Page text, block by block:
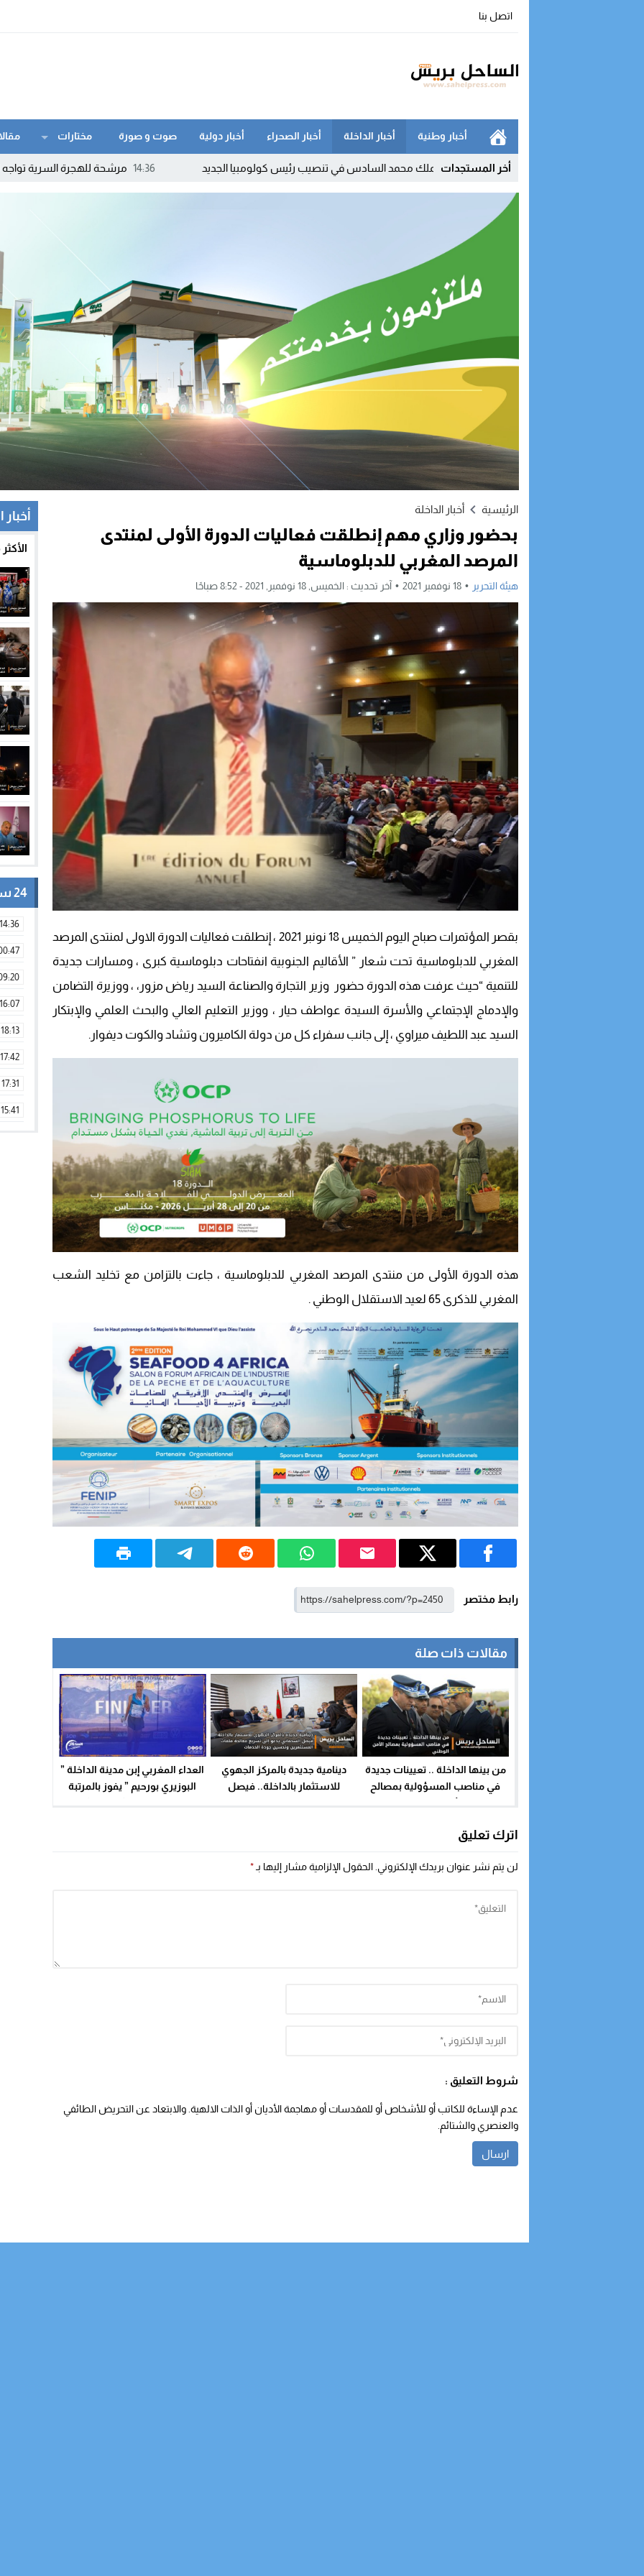
اتصل بنا
أخبار وطنية أخبار الداخلة أخبار الصحراء أخبار دولية صوت و صورة مختارات
أخر المستجدات 14:36 مرشحة للهجرة السرية تواجه القضاء بعد نشر بوريطة يمثل الملك محمد السادس في تنصيب رئيس كولومبيا الجديد
الرئيسية أخبار الداخلة
بحضور وزاري مهم إنطلقت فعاليات الدورة الأولى لمنتدى
المرصد المغربي للدبلوماسية
هيئة التحرير 18 نوفمبر 2021 آخر تحديث : الخميس, 18 نوفمبر, 2021 - 8:52 صباحًا
بقصر المؤتمرات صباح اليوم الخميس 18 نونبر 2021 ، إنطلقت فعاليات الدورة الاولى لمنتدى المرصد
المغربي للدبلوماسية تحت شعار ” الأقاليم الجنوبية انفتاحات دبلوماسية كبرى ، ومسارات جديدة
للتنمية “حيث عرفت هذه الدورة حضور وزير التجارة والصناعة السيد رياض مزور، ، ووزيرة التضامن
والإدماج الإجتماعي والأسرة السيدة عواطف حيار ، ووزير التعليم العالي والبحث العلمي والإبتكار
السيد عبد اللطيف ميراوي ، إلى جانب سفراء كل من دولة الكاميرون وتشاد والكوت ديفوار.
هذه الدورة الأولى من منتدى المرصد المغربي للدبلوماسية ، جاءت بالتزامن مع تخليد الشعب
المغربي للذكرى 65 لعيد الاستقلال الوطني .
رابط مختصر
مقالات ذات صلة
من بينها الداخلة .. تعيينات جديدة
في مناصب المسؤولية بمصالح
دينامية جديدة بالمركز الجهوي
للاستثمار بالداخلة.. فيصل
العداء المغربي إبن مدينة الداخلة ”
البوزيري بورحيم ” يفوز بالمرتبة
اترك تعليق
لن يتم نشر عنوان بريدك الإلكتروني.الحقول الإلزامية مشار إليها بـ*
شروط التعليق :
عدم الإساءة للكاتب أو للأشخاص أو للمقدسات أو مهاجمة الأديان أو الذات الالهية. والابتعاد عن التحريض الطائفي
والعنصري والشتائم.
أخبار
24 ساعة
14:36
16:07
18:13
17:42
17:31
15:41